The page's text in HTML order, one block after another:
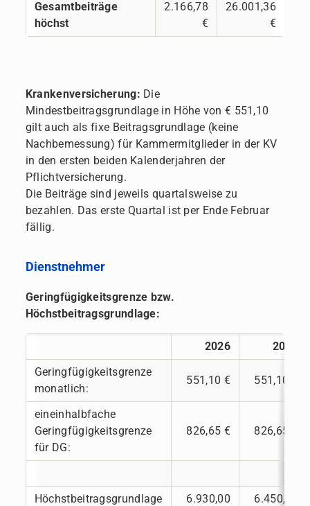
Gesamtbeiträge
höchst
2.166,78
€
26.001,36
€
Krankenversicherung: Die
Mindestbeitragsgrundlage in Höhe von € 551,10
gilt auch als fixe Beitragsgrundlage (keine
Nachbemessung) für Kammermitglieder in der KV
in den ersten beiden Kalenderjahren der
Pflichtversicherung.
Die Beiträge sind jeweils quartalsweise zu
bezahlen. Das erste Quartal ist per Ende Februar
fällig.
Dienstnehmer
Geringfügigkeitsgrenze bzw.
Höchstbeitragsgrundlage:
2026
2025
Geringfügigkeitsgrenze
monatlich:
551,10 € 551,10 €
eineinhalbfache
Geringfügigkeitsgrenze
für DG:
826,65 € 826,65 €
Höchstbeitragsgrundlage
6.930,00
6.450,00